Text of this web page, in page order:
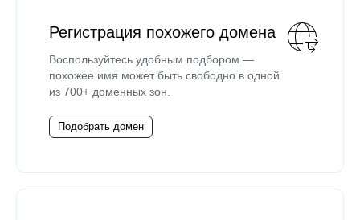
Регистрация похожего домена
Воспользуйтесь удобным подбором —
похожее имя может быть свободно в одной
из 700+ доменных зон.
Подобрать домен